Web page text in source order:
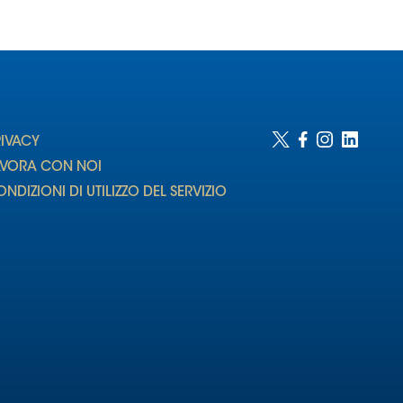
CON NOI
DI UTILIZZO DEL SERVIZIO